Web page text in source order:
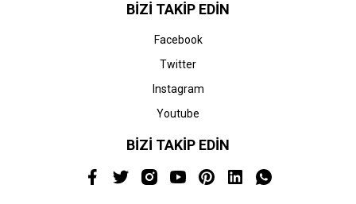
BİZİ TAKİP EDİN
Facebook
Twitter
Instagram
Youtube
BİZİ TAKİP EDİN